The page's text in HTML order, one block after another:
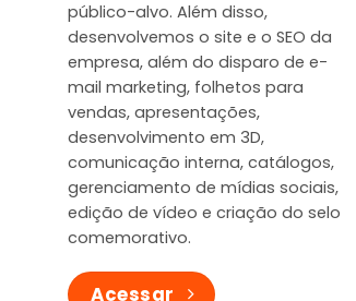
público-alvo. Além disso,
desenvolvemos o site e o SEO da
empresa, além do disparo de e-
mail marketing, folhetos para
vendas, apresentações,
desenvolvimento em 3D,
comunicação interna, catálogos,
gerenciamento de mídias sociais,
edição de vídeo e criação do selo
comemorativo.
Acessar